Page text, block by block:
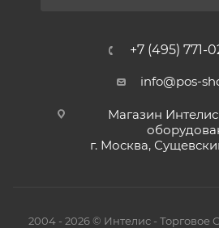
+7 (495) 771-
info@pos-
Магазин
г. Москва,
2004 - 2026 © Интелис - Торговое